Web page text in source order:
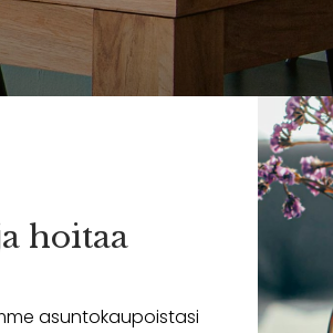
hoitaa
asuntokaupoistasi